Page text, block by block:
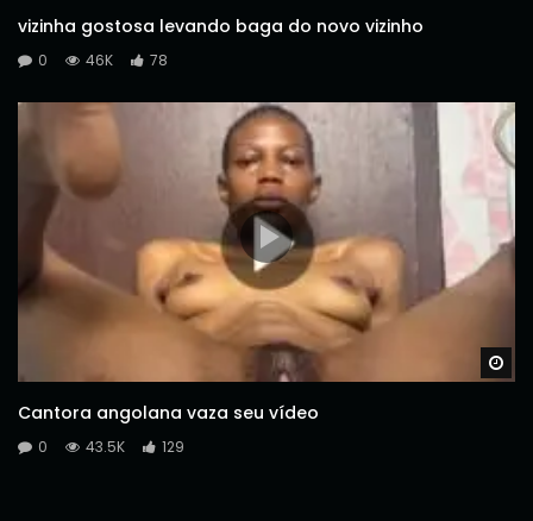
vizinha gostosa levando baga do novo vizinho
0 46K 78
Cantora angolana vaza seu vídeo
0 43.5K 129